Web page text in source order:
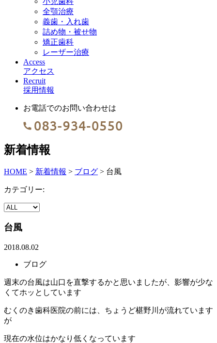
全顎治療
義歯・入れ歯
詰め物・被せ物
矯正歯科
レーザー治療
Access
アクセス
Recruit
採用情報
お電話でのお問い合わせは
新着情報
HOME > 新着情報 > ブログ > 台風
カテゴリー:
台風
2018.08.02
ブログ
週末の台風は山口を直撃するかと思いましたが、影響が少な
くてホッとしています
むくのき歯科医院の前には、ちょうど椹野川が流れています
が
現在の水位はかなり低くなっています